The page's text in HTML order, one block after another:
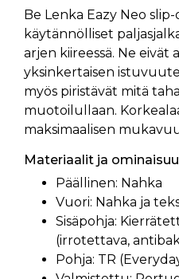
Be Lenka Eazy Neo
käytännölliset
arjen kiireessä. Ne eivät
yksinkertaisen
myös piristävät mitä
muotoilullaan.
maksimaalisen
Materiaalit ja
Päällinen: Nahka
Vuori: Nahka ja
Sisäpohja:
(irrotettava,
Pohja: TR